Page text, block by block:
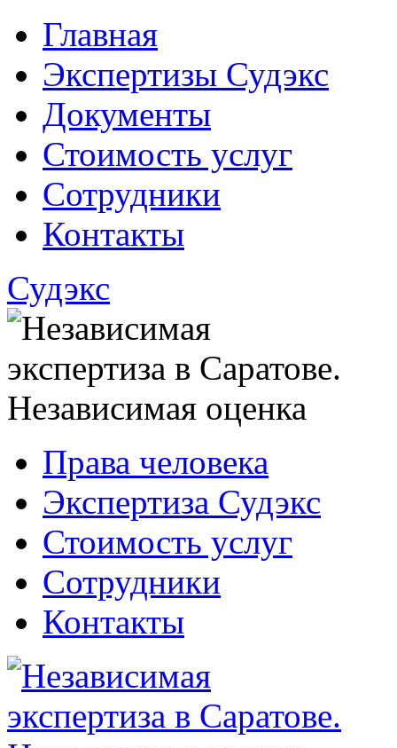
Главная
Экспертизы Судэкс
Документы
Стоимость услуг
Сотрудники
Контакты
Судэкс
Права человека
Экспертиза Судэкс
Стоимость услуг
Сотрудники
Контакты